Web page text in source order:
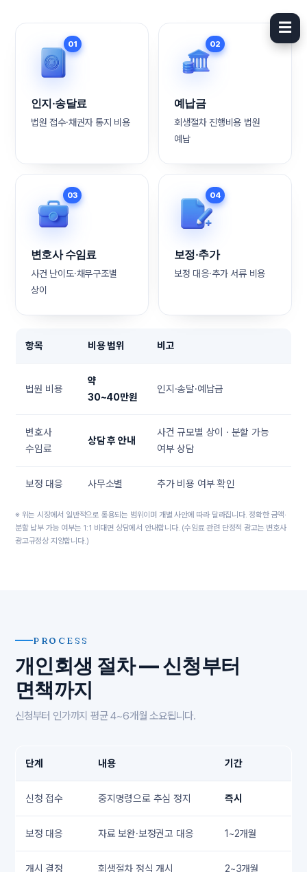
01
인지·송달료
법원 접수·채권자 통지 비용
02
예납금
회생절차 진행비용 법원
예납
03
변호사 수임료
사건 난이도·채무구조별
상이
04
보정·추가
보정 대응·추가 서류 비용
항목 비용 범위 비고
법원 비용
약
30~40만원
인지·송달·예납금
변호사
수임료
상담 후 안내
사건 규모별 상이 · 분할 가능
여부 상담
보정 대응 사무소별 추가 비용 여부 확인
※ 위는 시장에서 일반적으로 통용되는 범위이며 개별 사안에 따라 달라집니다. 정확한 금액·
분할 납부 가능 여부는 1:1 비대면 상담에서 안내합니다. (수임료 관련 단정적 광고는 변호사
광고규정상 지양합니다.)
PROCESS
개인회생 절차 — 신청부터
면책까지
신청부터 인가까지 평균 4~6개월 소요됩니다.
단계 내용 기간
신청 접수 중지명령으로 추심 정지 즉시
보정 대응 자료 보완·보정권고 대응 1~2개월
개시 결정 회생절차 정식 개시 2~3개월
☰